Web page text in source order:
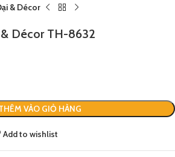
& Décor
Décor TH-8632
VÀO GIỎ HÀNG
Add to wishlist